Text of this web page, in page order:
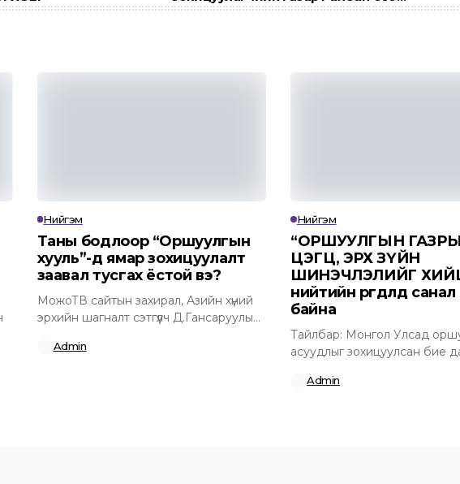
гардууллаа
Нийгэм
Таны бодлоор “Оршуулгын
хууль”-д ямар зохицуулалт
заавал тусгах ёстой вэ?
МожоТВ сайтын захирал, Азийн хүний
эрхийн шагналт сэтгүүлч Д.Гансаруулын
Admin
Нийгэм
“ОРШУУЛГЫН
ЦЭГЦ, ЭРХ ЗҮЙН
ШИНЭЧЛЭЛИЙГ
нийтийн өргөдөлд
байна
Тайлбар: Монгол Улсад
асуудлыг зохицуулсан бие
Admin